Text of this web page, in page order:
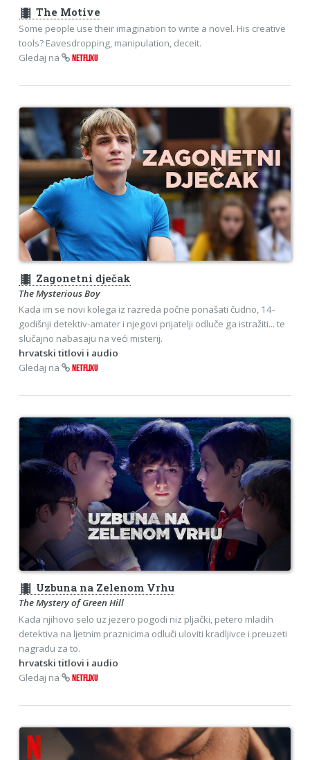
theaters The Motive
Some people use their imagination to write a novel. His creative
tools? Eavesdropping, manipulation, deceit.
Gledaj na
NETFLIXU
theaters Zagonetni dječak
The Mysterious Boy
Kada im se novi kolega iz razreda počne ponašati čudno, 14-
godišnji detektiv-amater i njegovi prijatelji odluče ga istražiti... te
slučajno nabasaju na veći misterij.
hrvatski titlovi i audio
Gledaj na
NETFLIXU
theaters Uzbuna na Zelenom Vrhu
The Mystery of Green Hill
Kada njihovo selo uz jezero pogodi niz pljački, petero mladih
detektiva na ljetnim praznicima odluči uloviti kradljivce i preuzeti
nagradu za to.
hrvatski titlovi i audio
Gledaj na
NETFLIXU